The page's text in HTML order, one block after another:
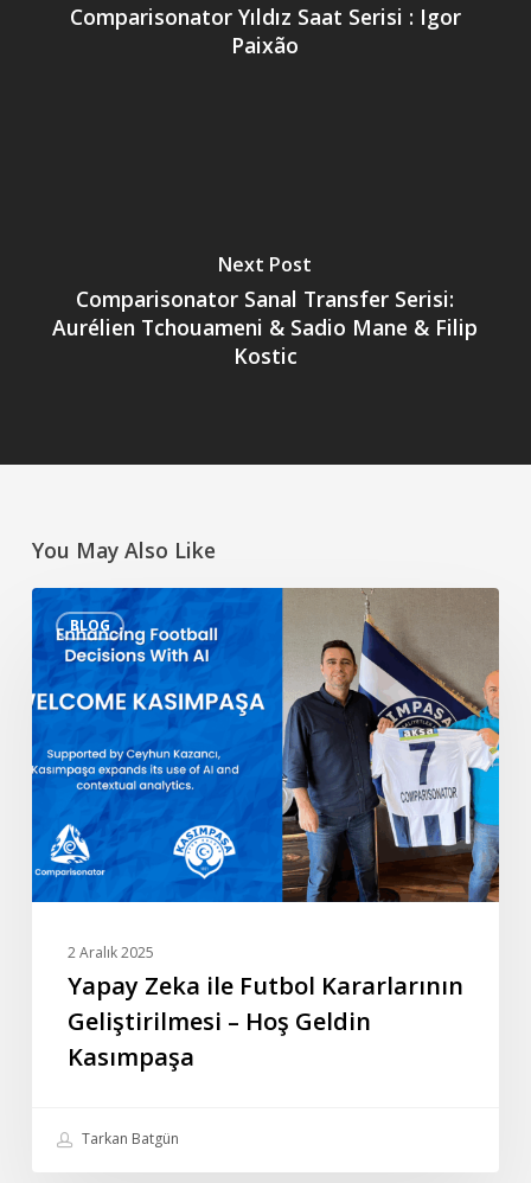
Comparisonator Yıldız Saat Serisi : Igor
Paixão
Next Post
Comparisonator Sanal Transfer Serisi:
Aurélien Tchouameni & Sadio Mane & Filip
Kostic
You May Also Like
BLOG
Zeka
ile
Futbol
Kararlarının
Geliştirilmesi
Geldin
Kasımpaşa
2 Aralık 2025
Yapay Zeka ile Futbol Kararlarının
Geliştirilmesi – Hoş Geldin
Kasımpaşa
Tarkan Batgün